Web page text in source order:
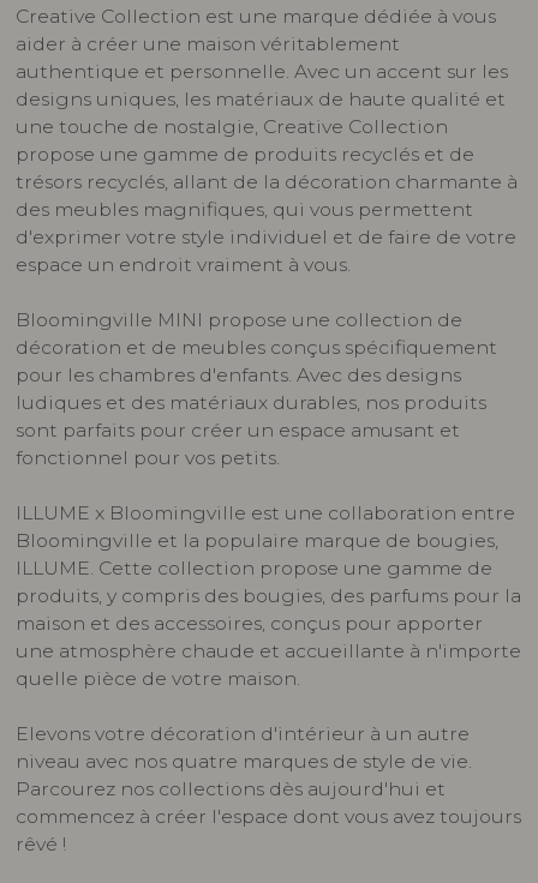
Creative Collection est une marque dédiée à vous
aider à créer une maison véritablement
authentique et personnelle. Avec un accent sur les
designs uniques, les matériaux de haute qualité et
une touche de nostalgie, Creative Collection
propose une gamme de produits recyclés et de
trésors recyclés, allant de la décoration charmante à
des meubles magnifiques, qui vous permettent
d'exprimer votre style individuel et de faire de votre
espace un endroit vraiment à vous.
Bloomingville MINI propose une collection de
décoration et de meubles conçus spécifiquement
pour les chambres d'enfants. Avec des designs
ludiques et des matériaux durables, nos produits
sont parfaits pour créer un espace amusant et
fonctionnel pour vos petits.
ILLUME x Bloomingville est une collaboration entre
Bloomingville et la populaire marque de bougies,
ILLUME. Cette collection propose une gamme de
produits, y compris des bougies, des parfums pour la
maison et des accessoires, conçus pour apporter
une atmosphère chaude et accueillante à n'importe
quelle pièce de votre maison.
Elevons votre décoration d'intérieur à un autre
niveau avec nos quatre marques de style de vie.
Parcourez nos collections dès aujourd'hui et
commencez à créer l'espace dont vous avez toujours
rêvé !